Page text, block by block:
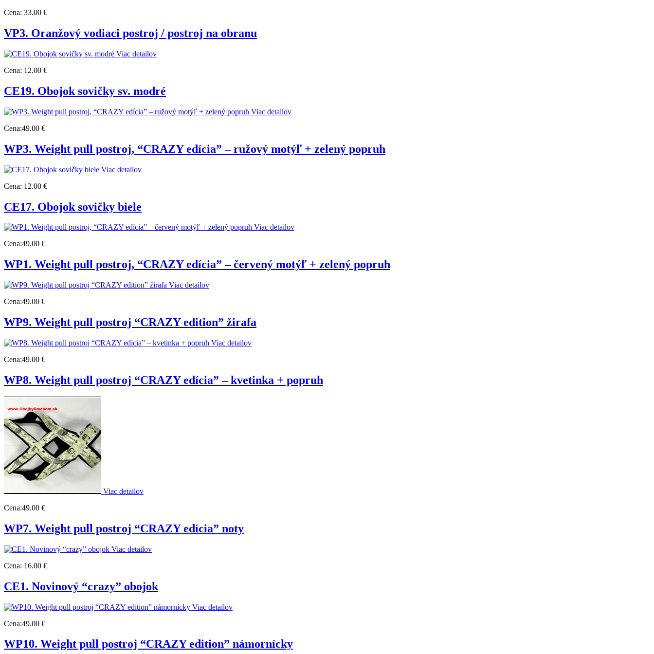
Cena: 33.00 €
VP3. Oranžový vodiaci postroj / postroj na obranu
Viac detailov
Cena: 12.00 €
CE19. Obojok sovičky sv. modré
Viac detailov
Cena:49.00 €
WP3. Weight pull postroj, “CRAZY edícia” – ružový motýľ + zelený popruh
Viac detailov
Cena: 12.00 €
CE17. Obojok sovičky biele
Viac detailov
Cena:49.00 €
WP1. Weight pull postroj, “CRAZY edícia” – červený motýľ + zelený popruh
Viac detailov
Cena:49.00 €
WP9. Weight pull postroj “CRAZY edition” žirafa
Viac detailov
Cena:49.00 €
WP8. Weight pull postroj “CRAZY edícia” – kvetinka + popruh
Viac detailov
Cena:49.00 €
WP7. Weight pull postroj “CRAZY edícia” noty
Viac detailov
Cena: 16.00 €
CE1. Novinový “crazy” obojok
Viac detailov
Cena:49.00 €
WP10. Weight pull postroj “CRAZY edition” námornícky